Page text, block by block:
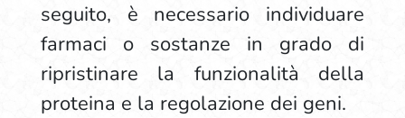
seguito, è necessario individuare
farmaci o sostanze in grado di
ripristinare la funzionalità della
proteina e la regolazione dei geni.